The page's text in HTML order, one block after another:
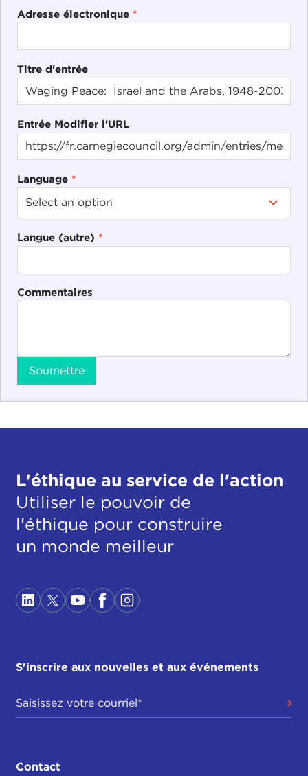
Adresse électronique *
Titre d'entrée
Entrée Modifier l'URL
Language *
Langue (autre) *
Commentaires
Soumettre
L'éthique au service de l'action
Utiliser le pouvoir de
l'éthique pour construire
un monde meilleur
S'inscrire aux nouvelles et aux événements
Contact